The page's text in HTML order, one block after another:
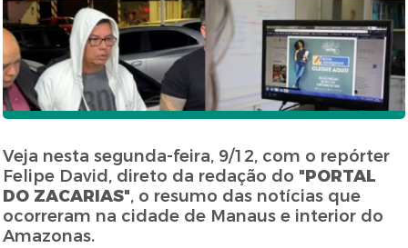
Veja nesta segunda-feira, 9/12, com o repórter
Felipe David, direto da redação do "PORTAL
DO ZACARIAS", o resumo das notícias que
ocorreram na cidade de Manaus e interior do
Amazonas.